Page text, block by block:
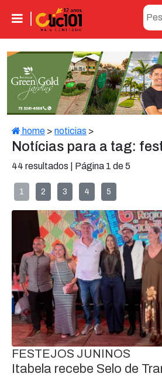
home > noticias >
Notícias para a tag:
44 resultados | Página 1 de 5
1 2 3 4 5
FESTEJOS JUNINOS
Itabela recebe Selo de